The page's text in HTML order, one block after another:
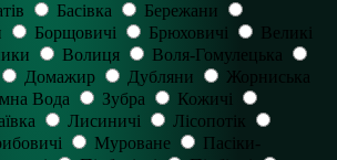
Басівка
Бережани
Борщовичі Брюховичі
Великі
Волиця
Воля-Гомулецька
Домажир Дубляни
Жорниська
Вода Зубра
Кожичі
Лисиничі
Лісопотік
Муроване
Пасіки-